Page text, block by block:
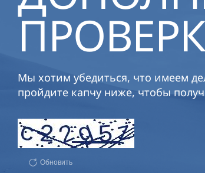
Мы хотим убедиться, что имеем
пройдите капчу ниже, чтобы
Обновить